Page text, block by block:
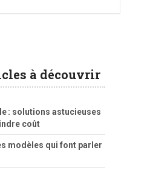
à découvrir
: solutions astucieuses
coût
modèles qui font parler